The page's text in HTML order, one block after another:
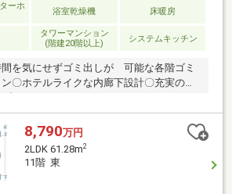
ーホ
浴室乾燥機 床暖房
タワーマンション
(階建20階以上)
システムキッチン
間を気にせずゴミ出しが 可能な各階ゴミ
〇ホテルライクな内廊下設計〇充実の共
屋上テラス〇日々の暮らしを細やかに サ
コンシェルジュサービス〇地震も安心の制
室内は最大約2.6mの 天井高を確保〇玄関
トランクルーム付き〇約8.6mのワイドバ
暖房・ディスポーザー・ 浴室乾燥機等
8,790万円
2LDK 61.28m2
11階 東